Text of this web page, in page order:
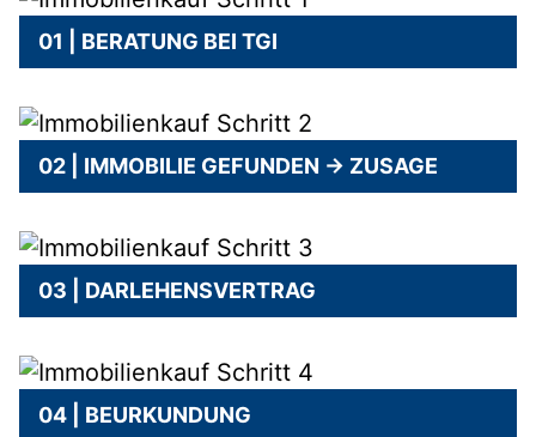
01 | BERATUNG BEI TGI
02 | IMMOBILIE GEFUNDEN → ZUSAGE
03 | DARLEHENSVERTRAG
04 | BEURKUNDUNG